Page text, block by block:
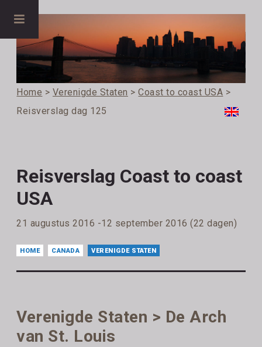
Home > Verenigde Staten >Coast to coast USA >
Reisverslag dag 125
Reisverslag Coast to coast
USA
21 augustus 2016 -12 september 2016 (22 dagen)
HOME CANADA VERENIGDE STATEN
Verenigde Staten > De Arch
van St. Louis